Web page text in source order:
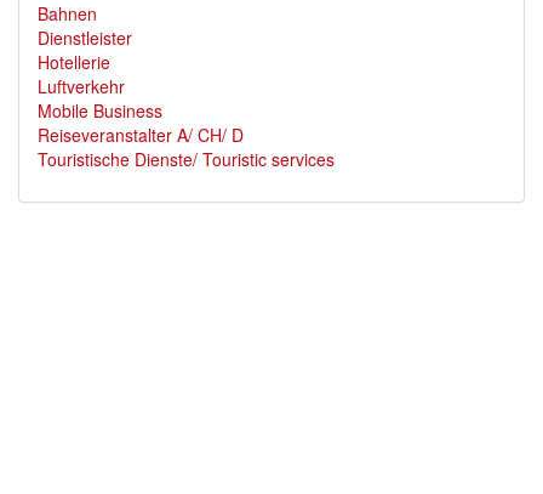
Bahnen
Dienstleister
Hotellerie
Luftverkehr
Mobile Business
Reiseveranstalter A/ CH/ D
Touristische Dienste/ Touristic services